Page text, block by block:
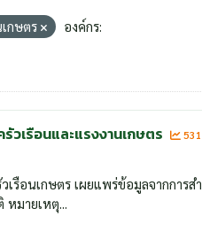
กษตร
องค์กร:
วเรือนและแรงงานเกษตร
เรือนเกษตร เผยแพร่ข้อมูลจากกา
มายเหตุ...